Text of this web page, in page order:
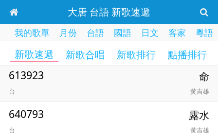
大唐 台語 新歌速遞
我的歌單 月份 台語 國語 日文 客家 粵語
新歌速遞 新歌合唱 新歌排行 點播排行
613923 命
台 黃吉雄
640793 露水
台 黃吉雄